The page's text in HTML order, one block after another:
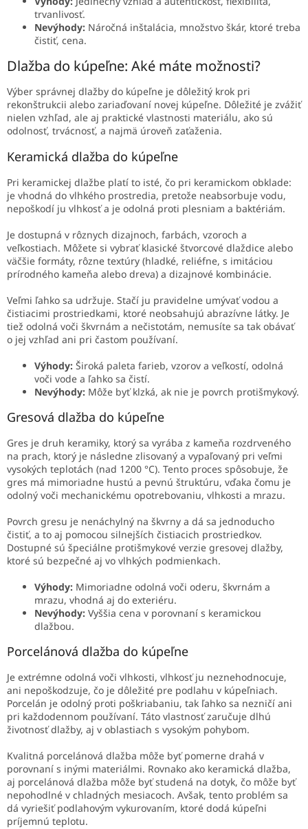
trvanlivosť.
Nevýhody: Náročná inštalácia, množstvo škár, ktoré treba
čistiť, cena.
Dlažba do kúpeľne: Aké máte možnosti?
Výber správnej dlažby do kúpeľne je dôležitý krok pri
rekonštrukcii alebo zariaďovaní novej kúpeľne. Dôležité je zvážiť
nielen vzhľad, ale aj praktické vlastnosti materiálu, ako sú
odolnosť, trvácnosť, a najmä úroveň zaťaženia.
Keramická dlažba do kúpeľne
Pri keramickej dlažbe platí to isté, čo pri keramickom obklade:
je vhodná do vlhkého prostredia, pretože neabsorbuje vodu,
nepoškodí ju vlhkosť a je odolná proti plesniam a baktériám.
Je dostupná v rôznych dizajnoch, farbách, vzoroch a
veľkostiach. Môžete si vybrať klasické štvorcové dlaždice alebo
väčšie formáty, rôzne textúry (hladké, reliéfne, s imitáciou
prírodného kameňa alebo dreva) a dizajnové kombinácie.
Veľmi ľahko sa udržuje. Stačí ju pravidelne umývať vodou a
čistiacimi prostriedkami, ktoré neobsahujú abrazívne látky. Je
tiež odolná voči škvrnám a nečistotám, nemusíte sa tak obávať
o jej vzhľad ani pri častom používaní.
Výhody: Široká paleta farieb, vzorov a veľkostí, odolná
voči vode a ľahko sa čistí.
Nevýhody: Môže byť klzká, ak nie je povrch protišmykový.
Gresová dlažba do kúpeľne
Gres je druh keramiky, ktorý sa vyrába z kameňa rozdrveného
na prach, ktorý je následne zlisovaný a vypaľovaný pri veľmi
vysokých teplotách (nad 1200 °C). Tento proces spôsobuje, že
gres má mimoriadne hustú a pevnú štruktúru, vďaka čomu je
odolný voči mechanickému opotrebovaniu, vlhkosti a mrazu.
Povrch gresu je nenáchylný na škvrny a dá sa jednoducho
čistiť, a to aj pomocou silnejších čistiacich prostriedkov.
Dostupné sú špeciálne protišmykové verzie gresovej dlažby,
ktoré sú bezpečné aj vo vlhkých podmienkach.
Výhody: Mimoriadne odolná voči oderu, škvrnám a
mrazu, vhodná aj do exteriéru.
Nevýhody: Vyššia cena v porovnaní s keramickou
dlažbou.
Porcelánová dlažba do kúpeľne
Je extrémne odolná voči vlhkosti, vlhkosť ju neznehodnocuje,
ani nepoškodzuje, čo je dôležité pre podlahu v kúpeľniach.
Porcelán je odolný proti poškriabaniu, tak ľahko sa nezničí ani
pri každodennom používaní. Táto vlastnosť zaručuje dlhú
životnosť dlažby, aj v oblastiach s vysokým pohybom.
Kvalitná porcelánová dlažba môže byť pomerne drahá v
porovnaní s inými materiálmi. Rovnako ako keramická dlažba,
aj porcelánová dlažba môže byť studená na dotyk, čo môže byť
nepohodlné v chladných mesiacoch. Avšak, tento problém sa
dá vyriešiť podlahovým vykurovaním, ktoré dodá kúpeľni
príjemnú teplotu.